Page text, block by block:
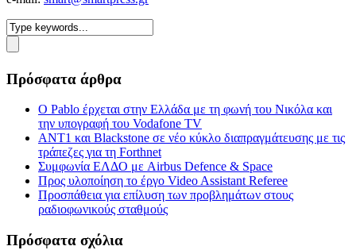
Πρόσφατα άρθρα
Ο Pablo έρχεται στην Ελλάδα με τη φωνή του Νικόλα και
την υπογραφή του Vodafone TV
ΑΝΤ1 και Blackstone σε νέο κύκλο διαπραγμάτευσης με τις
τράπεζες για τη Forthnet
Συμφωνία ΕΛΔΟ με Airbus Defence & Space
Προς υλοποίηση το έργο Video Assistant Referee
Προσπάθεια για επίλυση των προβλημάτων στους
ραδιοφωνικούς σταθμούς
Πρόσφατα σχόλια